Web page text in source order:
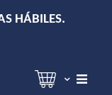
HÁBILES.